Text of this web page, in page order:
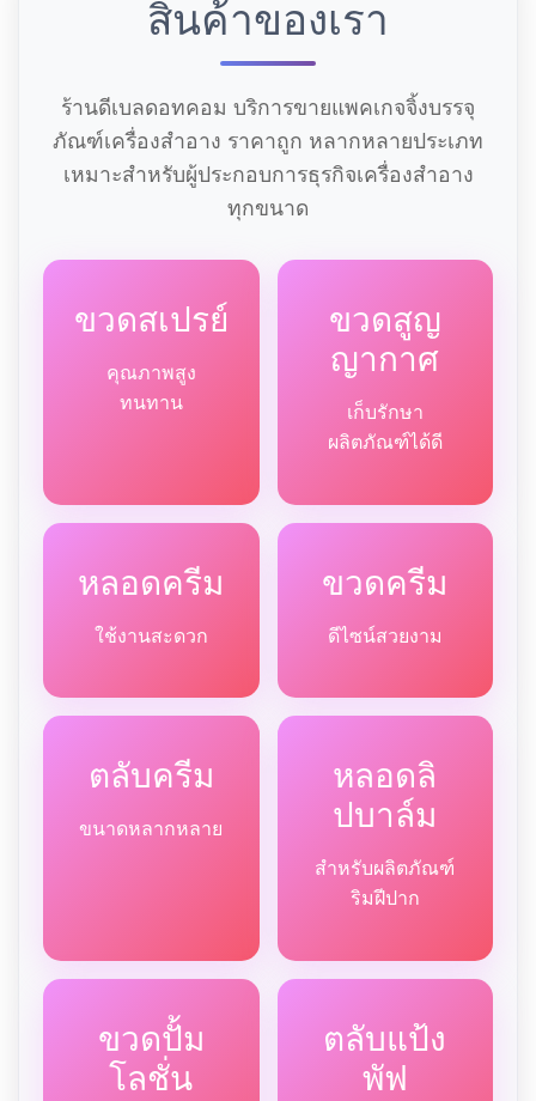
สินค้าของเรา
ร้านดีเบลดอทคอม บริการขายแพคเกจจิ้งบรรจุ
ภัณฑ์เครื่องสำอาง ราคาถูก หลากหลายประเภท
เหมาะสำหรับผู้ประกอบการธุรกิจเครื่องสำอาง
ทุกขนาด
ขวดสเปรย์
คุณภาพสูง
ทนทาน
ขวดสูญ
ญากาศ
เก็บรักษา
ผลิตภัณฑ์ได้ดี
หลอดครีม
ใช้งานสะดวก
ขวดครีม
ดีไซน์สวยงาม
ตลับครีม
ขนาดหลากหลาย
หลอดลิ
ปบาล์ม
สำหรับผลิตภัณฑ์
ริมฝีปาก
ขวดปั้ม
โลชั่น
ตลับแป้ง
พัฟ